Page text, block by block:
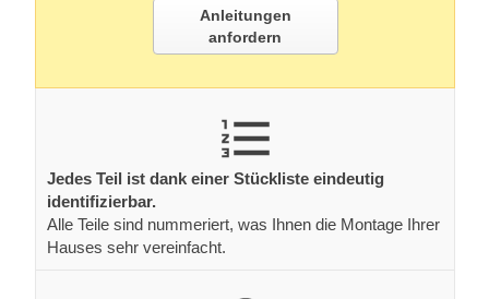
Anleitungen
anfordern
Jedes Teil ist dank einer Stückliste eindeutig
identifizierbar.
Alle Teile sind nummeriert, was Ihnen die Montage Ihrer
Hauses sehr vereinfacht.